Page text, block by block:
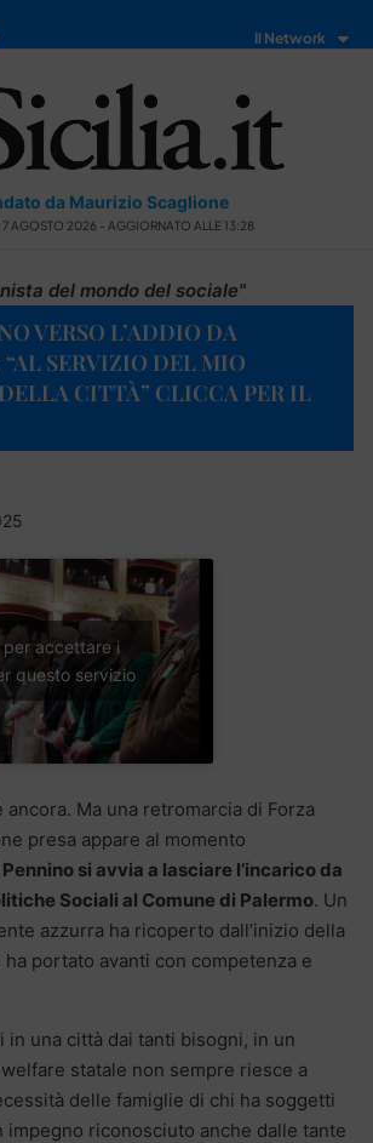
Il Network
da Maurizio Scaglione
7 AGOSTO 2026 - AGGIORNATO ALLE 13:28
del mondo del sociale"
VERSO L’ADDIO DA
“AL SERVIZIO DEL MIO
CITTÀ” CLICCA PER IL
per accettare i
questo servizio
ancora. Ma una retromarcia di Forza
presa appare al momento
Pennino si avvia a lasciare l’incarico da
Sociali al Comune di Palermo. Un
azzurra ha ricoperto dall’inizio della
portato avanti con competenza e
in una città dai tanti bisogni, in un
statale non sempre riesce a
delle famiglie di chi ha soggetti
impegno riconosciuto anche dalle tante